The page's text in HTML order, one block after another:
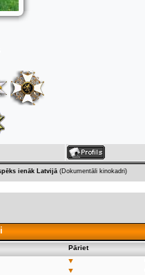
ienāk Latvijā (Dokumentāli kinokadri)
Pāriet
▼
▼